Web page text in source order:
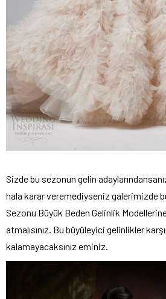
Sizde bu sezonun gelin
hala karar veremediyseniz galerimizde
Sezonu Büyük Beden Gelinlik
atmalısınız. Bu büyüleyici gelinlikler
kalamayacaksınız eminiz.